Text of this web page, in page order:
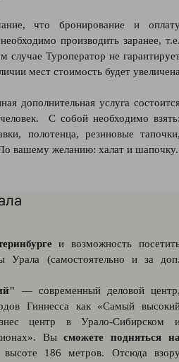
что бронирование и
производить заранее,
случае Туроператор не
мест стоимость будет
дополнительная услуга
С собой необходимо
полотенца, резиновые
вашему желанию: халат и шапочку.
и возможность
Урала (самостоятельно и за
— современный деловой
Гиннесса как «Самый
центр в Урало-Сибирском
Высможете подняться
186 метров. Отсюда